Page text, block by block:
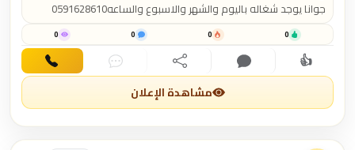
جوانا يوجد شغاله باليوم والشهر والاسبوع والساعه0591628610
0
0
0
0
👍اهتمام تعليق مشاركة دردشة اتصال
مشاهدة الإعلان